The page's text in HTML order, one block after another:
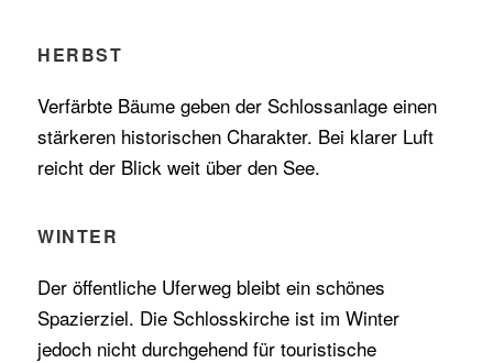
HERBST
Verfärbte Bäume geben der Schlossanlage einen
stärkeren historischen Charakter. Bei klarer Luft
reicht der Blick weit über den See.
WINTER
Der öffentliche Uferweg bleibt ein schönes
Spazierziel. Die Schlosskirche ist im Winter
jedoch nicht durchgehend für touristische